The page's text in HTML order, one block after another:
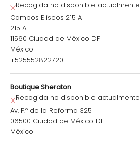
Recogida no disponible actualmente
Campos Elíseos 215 A
215 A
11560 Ciudad de México DF
México
+525552822720
Boutique Sheraton
Recogida no disponible actualmente
Av. P.º de la Reforma 325
06500 Ciudad de México DF
México